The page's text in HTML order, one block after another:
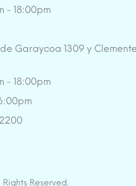
- 18:00pm
Garaycoa 1309 y Clemente
- 18:00pm
Reserved.